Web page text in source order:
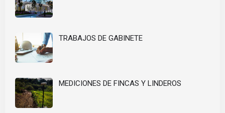
TRABAJOS DE GABINETE
MEDICIONES DE FINCAS Y LINDEROS